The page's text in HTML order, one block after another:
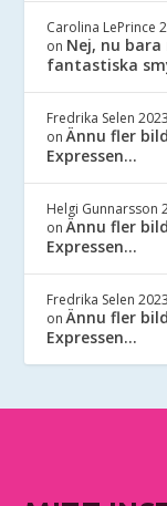
Carolina LePrince
on Nej, nu
fantastiska
Fredrika Selen
onÄnnu fler
Expressen…
Helgi Gunnarsson
onÄnnu fler
Expressen…
Fredrika Selen
onÄnnu fler
Expressen…